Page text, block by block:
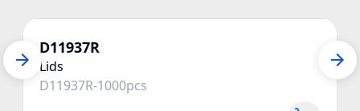
D11937R
Lids
D11937R-1000pcs